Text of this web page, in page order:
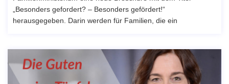
„Besonders gefordert? – Besonders gefördert!“
herausgegeben. Darin werden für Familien, die ein